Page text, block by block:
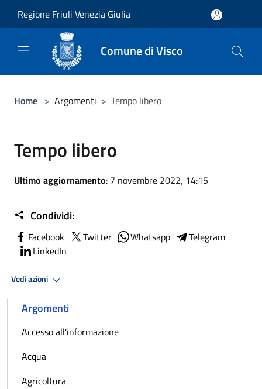
Regione Friuli Venezia Giulia
Comune di Visco
Home > Argomenti > Tempo libero
Tempo libero
Ultimo aggiornamento: 7 novembre 2022, 14:15
Condividi:
Facebook Twitter Whatsapp
Telegram
LinkedIn
Vedi azioni
Argomenti
Accesso all'informazione
Acqua
Agricoltura